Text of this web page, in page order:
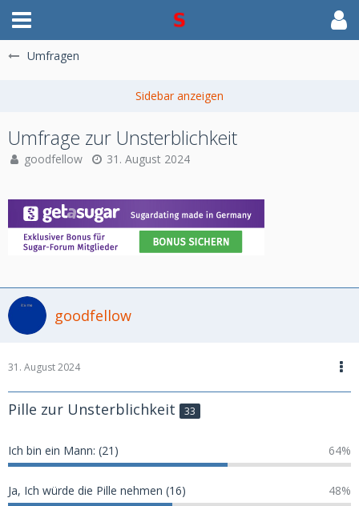
Umfragen
Umfrage zur Unsterblichkeit
goodfellow 31. August 2024
goodfellow
31. August 2024
Pille zur Unsterblichkeit 33
Ich bin ein Mann: (21) 64%
Ja, Ich würde die Pille nehmen (16) 48%